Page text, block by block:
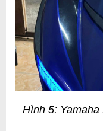
Hình 5: Yamaha